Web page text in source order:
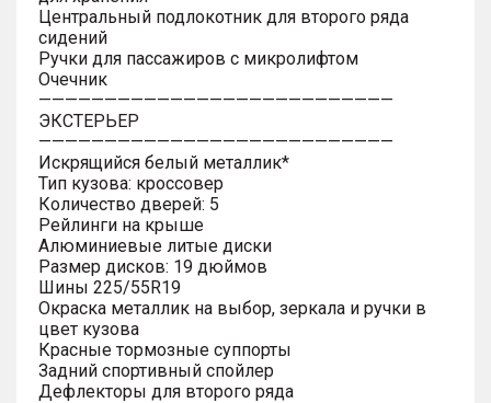
Центральный подлокотник для второго ряда
сидений
Ручки для пассажиров с микролифтом
Очечник
———————————————————————————
ЭКСТЕРЬЕР
———————————————————————————
Искрящийся белый металлик*
Тип кузова: кроссовер
Количество дверей: 5
Рейлинги на крыше
Алюминиевые литые диски
Размер дисков: 19 дюймов
Шины 225/55R19
Окраска металлик на выбор, зеркала и ручки в
цвет кузова
Красные тормозные суппорты
Задний спортивный спойлер
Дефлекторы для второго ряда